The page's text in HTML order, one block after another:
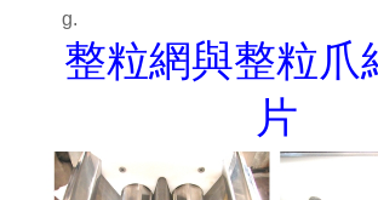
整粒網與整粒爪
片